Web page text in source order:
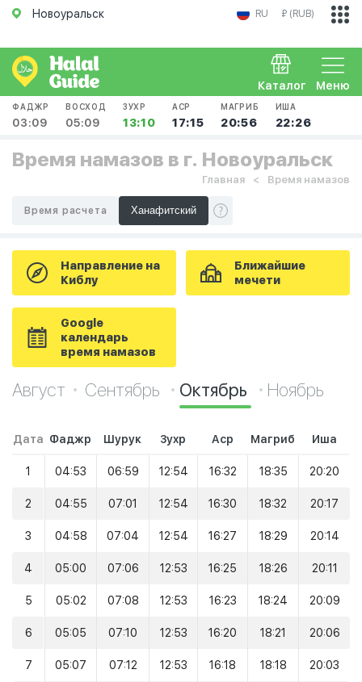
Новоуральск RU ₽ (RUB)
Меню
Каталог
ФАДЖР
03:09
ВОСХОД
05:09
ЗУХР
13:10
АСР
17:15
МАГРИБ
20:56
ИША
22:26
Время намазов в г. Новоуральск
Главная Время намазов
Время расчета
Направление на
Киблу
Ближайшие
мечети
Google
календарь
время намазов
Август Сентябрь Октябрь Ноябрь
Дата Фаджр Шурук Зухр Аср Магриб Иша
1 04:53 06:59 12:54 16:32 18:35 20:20
2 04:55 07:01 12:54 16:30 18:32 20:17
3 04:58 07:04 12:54 16:27 18:29 20:14
4 05:00 07:06 12:53 16:25 18:26 20:11
5 05:02 07:08 12:53 16:23 18:24 20:09
6 05:05 07:10 12:53 16:20 18:21 20:06
7 05:07 07:12 12:53 16:18 18:18 20:03